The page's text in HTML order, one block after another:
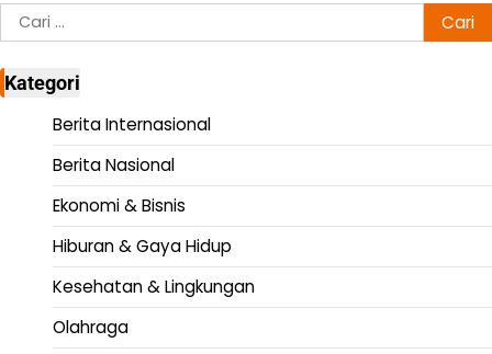
Cari
untuk:
Kategori
Berita Internasional
Berita Nasional
Ekonomi & Bisnis
Hiburan & Gaya Hidup
Kesehatan & Lingkungan
Olahraga